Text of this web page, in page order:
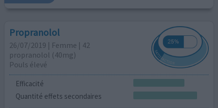
Propranolol
26/07/2019 | Femme | 42
propranolol (40mg)
Pouls élevé
Efficacité
Quantité effets secondaires